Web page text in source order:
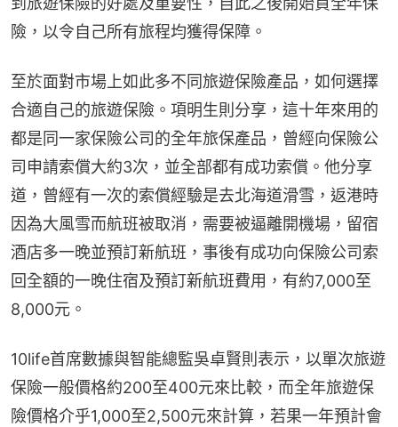
險，以令自己所有旅程均獲得保障。
至於面對市場上如此多不同旅遊保險產品，如何選擇
合適自己的旅遊保險。項明生則分享，這十年來用的
都是同一家保險公司的全年旅保產品，曾經向保險公
司申請索償大約3次，並全部都有成功索償。他分享
道，曾經有一次的索償經驗是去北海道滑雪，返港時
因為大風雪而航班被取消，需要被逼離開機場，留宿
酒店多一晚並預訂新航班，事後有成功向保險公司索
回全額的一晚住宿及預訂新航班費用，有約7,000至
8,000元。
10life首席數據與智能總監吳卓賢則表示，以單次旅遊
保險一般價格約200至400元來比較，而全年旅遊保
險價格介乎1,000至2,500元來計算，若果一年預計會